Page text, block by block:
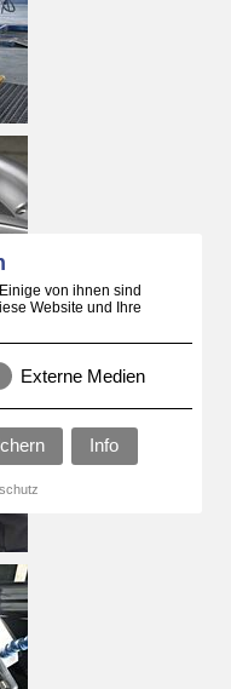
von ihnen sind
Website und Ihre
Externe Medien
Info